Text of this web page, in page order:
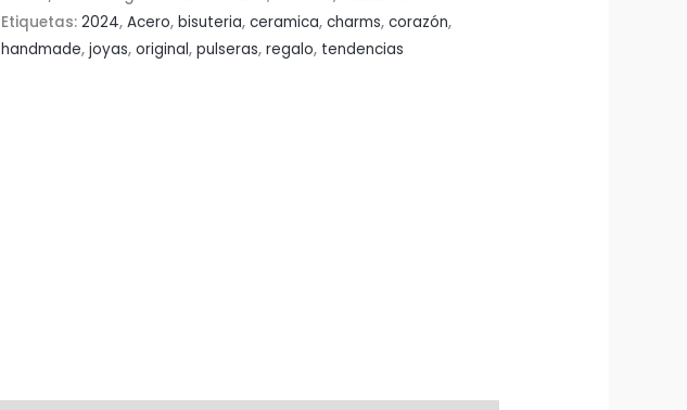
Etiquetas: 2024, Acero, bisuteria, ceramica, charms, corazón,
handmade, joyas, original, pulseras, regalo, tendencias